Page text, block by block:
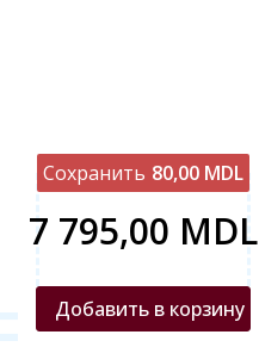
Сохранить 80,00 MDL
7 795,00 MDL
Добавить в корзину